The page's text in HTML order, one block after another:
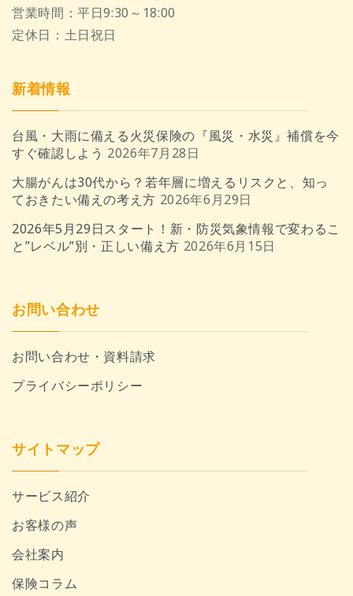
営業時間：平日9:30～18:00
定休日： 土日祝日
新着情報
台風・大雨に備える火災保険の『風災・水災』補償を今
すぐ確認しよう 2026年7月28日
大腸がんは30代から？若年層に増えるリスクと、知っ
ておきたい備えの考え方 2026年6月29日
2026年5月29日スタート！新・防災気象情報で変わるこ
と”レベル”別・正しい備え方 2026年6月15日
お問い合わせ
お問い合わせ・資料請求
プライバシーポリシー
サイトマップ
サービス紹介
お客様の声
会社案内
保険コラム